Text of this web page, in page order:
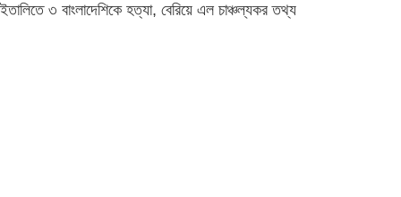
ইতালিতে ৩ বাংলাদেশিকে হত্যা, বেরিয়ে এল চাঞ্চল্যকর তথ্য